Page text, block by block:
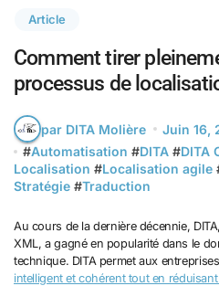
Article
Comment tirer
processus de
par DITA Molière
Juin 16,
#Automatisation #DITA #DITA
Localisation #Localisation agile
Stratégie #Traduction
Au cours de la dernière décennie, DITA, une norme ouverte basée sur
XML, a gagné en popularité dans le
technique. DITA permet aux
intelligent et cohérent tout en